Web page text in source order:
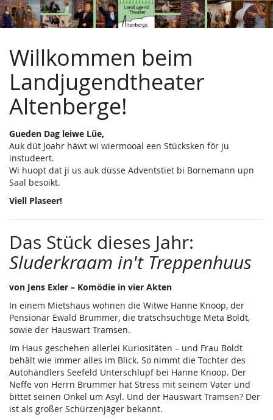
Zum
Haupt-
springen
Landjugendtheater
Altenberge
e.V.
Willkommen beim
Landjugendtheater
Altenberge!
Gueden Dag leiwe Lüe,
Auk düt Joahr häwt wi wiermooal een Stücksken för ju
instudeert.
Wi huopt dat ji us auk düsse Adventstiet bi Bornemann upn
Saal besoikt.
Viell Plaseer!
Das Stück dieses Jahr:
Sluderkraam in't Treppenhuus
von Jens Exler – Komödie in vier Akten
In einem Mietshaus wohnen die Witwe Hanne Knoop, der
Pensionär Ewald Brummer, die tratschsüchtige Meta Boldt,
sowie der Hauswart Tramsen.
Im Haus geschehen allerlei Kuriositäten – und Frau Boldt
behält wie immer alles im Blick. So nimmt die Tochter des
Autohändlers Seefeld Unterschlupf bei Hanne Knoop. Der
Neffe von Herrn Brummer hat Stress mit seinem Vater und
bittet seinen Onkel um Asyl. Und der Hauswart Tramsen? Der
ist als großer Schürzenjäger bekannt.